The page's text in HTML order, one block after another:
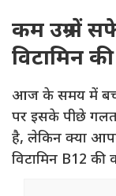
कम उम्र में
विटामिन
आज के समय में
पर इसके पीछे गलत
है, लेकिन क्या
विटामिन B12 की